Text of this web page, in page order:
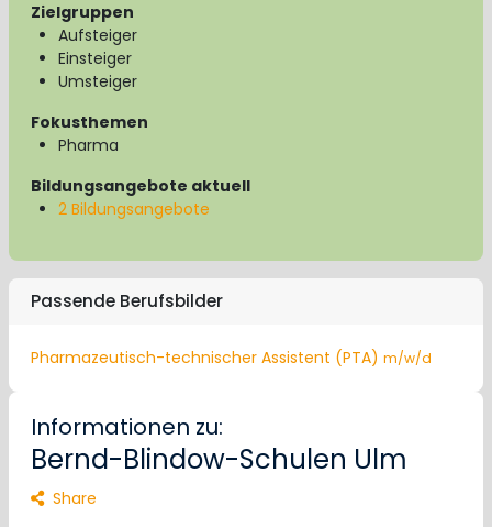
Zielgruppen
Aufsteiger
Einsteiger
Umsteiger
Fokusthemen
Pharma
Bildungsangebote aktuell
2 Bildungsangebote
Passende Berufsbilder
Pharmazeutisch-technischer Assistent (PTA) m/w/d
Informationen zu:
Bernd-Blindow-Schulen Ulm
Share